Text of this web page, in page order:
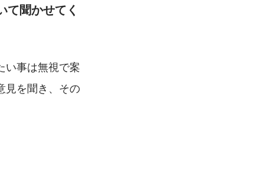
て聞かせてく
い事は無視で案
見を聞き、その